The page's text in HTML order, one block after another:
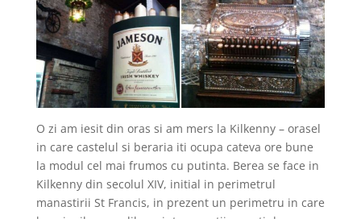
O zi am iesit din oras si am mers la Kilkenny – orasel
in care castelul si beraria iti ocupa cateva ore bune
la modul cel mai frumos cu putinta. Berea se face in
Kilkenny din secolul XIV, initial in perimetrul
manastirii St Francis, in prezent un perimetru in care